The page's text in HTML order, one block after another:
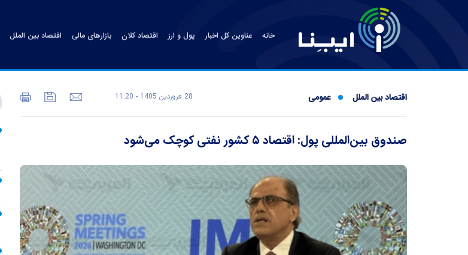
خانه عناوین کل اخبار پول و ارز اقتصاد کلان بازارهای مالی اقتصاد بین الملل
اقتصاد بین الملل عمومی 28 فروردين 1405 - 11:20
صندوق بین‌المللی پول: اقتصاد ۵ کشور نفتی کوچک می‌شود